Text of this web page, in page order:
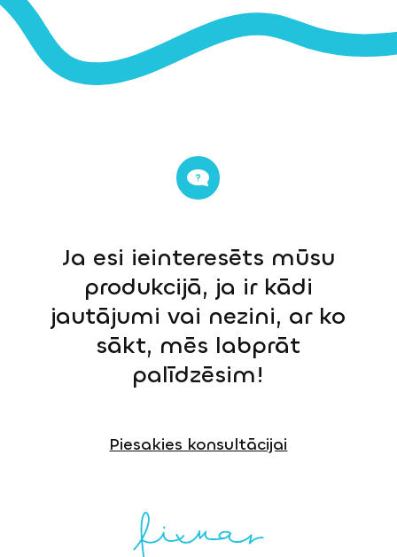
Ja esi ieinteresēts mūsu
produkcijā, ja ir kādi
jautājumi vai nezini, ar ko
sākt, mēs labprāt
palīdzēsim!
Piesakies konsultācijai